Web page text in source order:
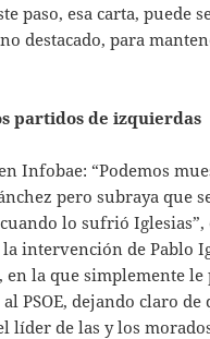
paso, esa carta, puede
destacado, para
partidos de izquierdas
Infobae: “Podemos
pero subraya que
cuando lo sufrió Iglesias”,
intervención de Pablo
en la que simplemente le
PSOE, dejando claro de
líder de las y los